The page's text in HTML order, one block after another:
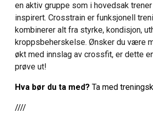
en aktiv gruppe som i hovedsak
inspirert. Crosstrain er funksjonell
kombinerer alt fra styrke, kondisjon,
kroppsbeherskelse. Ønsker du være
økt med innslag av crossfit, er dette
prøve ut!
Hva bør du ta med?Ta med
////